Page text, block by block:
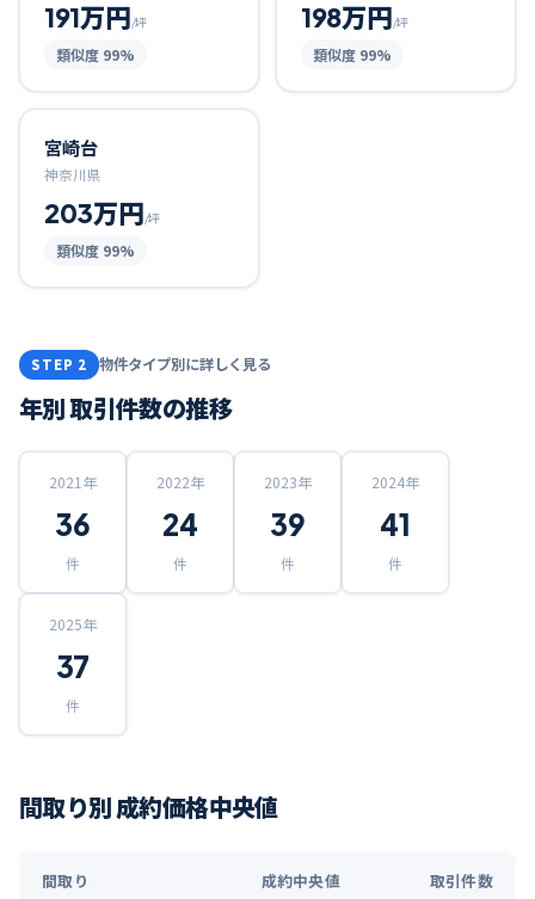
191万円/坪
類似度 99%
198万円/坪
類似度 99%
宮崎台
神奈川県
203万円/坪
類似度 99%
STEP 2 物件タイプ別に詳しく見る
年別 取引件数の推移
2021 年
36
件
2022年
24
件
2023年
39
件
2024年
41
件
2025年
37
件
間取り別 成約価格中央値
間取り 成約中央値 取引件数